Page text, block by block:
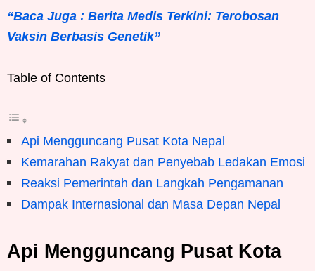
“Baca Juga : Berita Medis Terkini: Terobosan
Vaksin Berbasis Genetik”
Table of Contents
Api Mengguncang Pusat Kota Nepal
Kemarahan Rakyat dan Penyebab Ledakan Emosi
Reaksi Pemerintah dan Langkah Pengamanan
Dampak Internasional dan Masa Depan Nepal
Api Mengguncang Pusat Kota